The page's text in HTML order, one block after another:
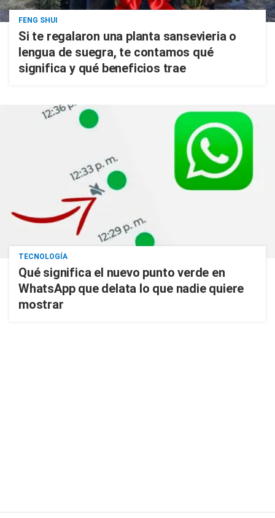
FENG SHUI
Si te regalaron una planta sansevieria o
lengua de suegra, te contamos qué
significa y qué beneficios trae
TECNOLOGÍA
Qué significa el nuevo punto verde en
WhatsApp que delata lo que nadie quiere
mostrar